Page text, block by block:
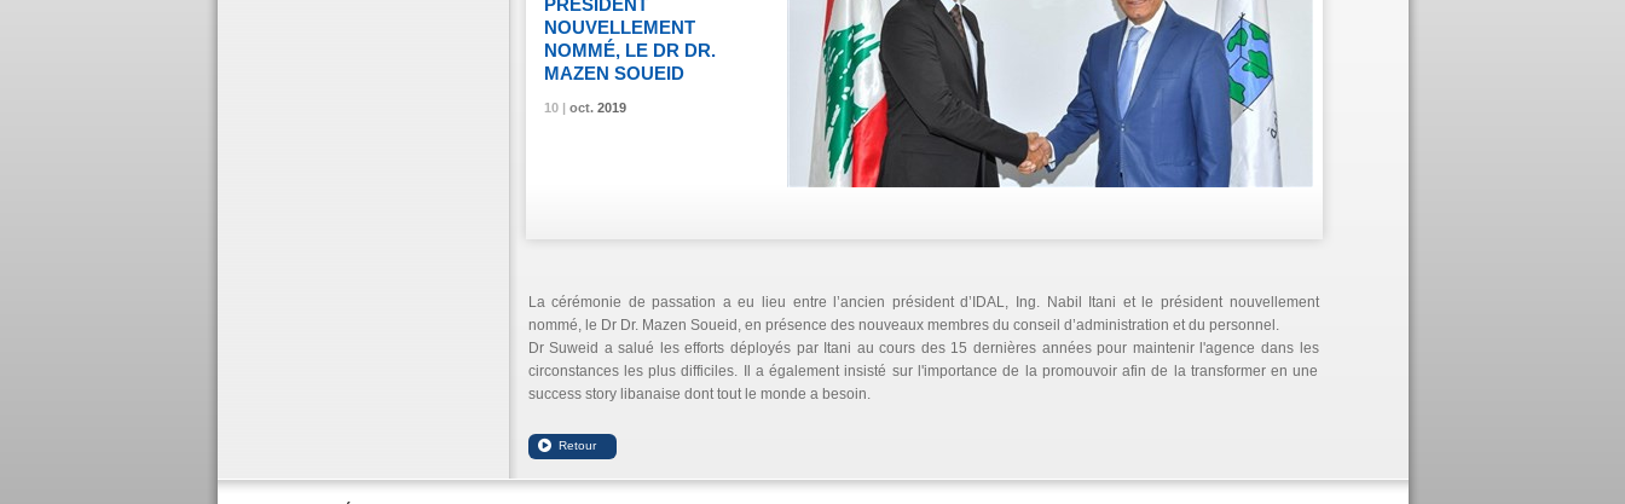
10 | oct.2019
PRÉSIDENT
NOUVELLEMENT
NOMMÉ, LE DR DR.
MAZEN SOUEID
10 | oct.2019
10 | oct.2019
La cérémonie de passation a eu lieu entre l’ancien président d’IDAL, Ing. Nabil Itani et le président nouvellement
nommé, le Dr Dr. Mazen Soueid, en présence des nouveaux membres du conseil d’administration et du personnel.
Dr Suweid a salué les efforts déployés par Itani au cours des 15 dernières années pour maintenir l'agence dans les
circonstances les plus difficiles. Il a également insisté sur l'importance de la promouvoir afin de la transformer en une
success story libanaise dont tout le monde a besoin.